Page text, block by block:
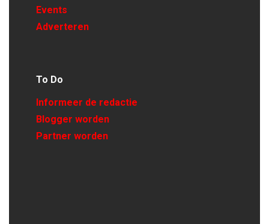
Events
Adverteren
To Do
Informeer de redactie
Blogger worden
Partner worden